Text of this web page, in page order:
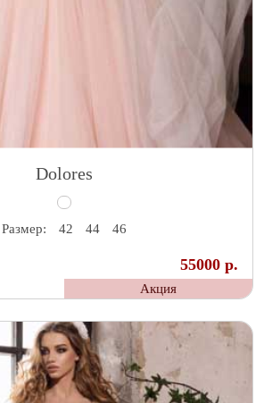
Dolores
Размер: 42 44 46
55000 р.
Акция